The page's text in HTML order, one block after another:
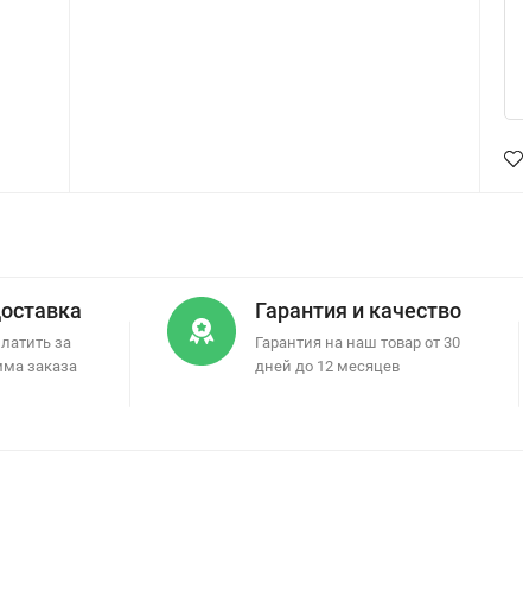
за
заказа
Гарантия и качество
Гарантия на наш товар от 30
дней до 12 месяцев